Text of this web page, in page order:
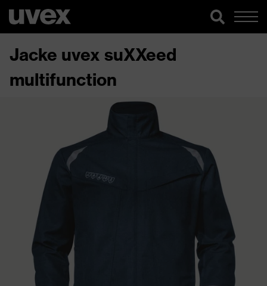
Jacke uvex suXXeed
multifunction